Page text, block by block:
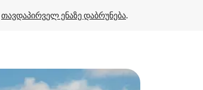
თავდაპირველ ენაზე დაბრუნება.